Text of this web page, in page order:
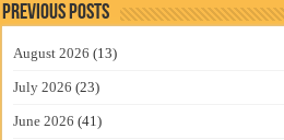
Previous Posts
August 2026 (13)
July 2026 (23)
June 2026 (41)